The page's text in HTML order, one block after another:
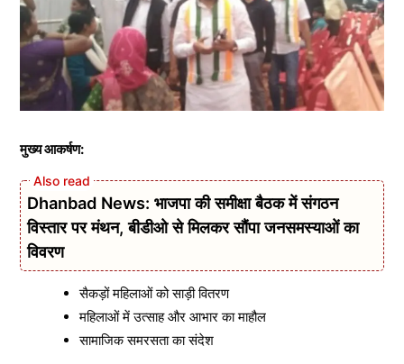
मुख्य आकर्षण:
Dhanbad News: भाजपा की समीक्षा बैठक में संगठन
विस्तार पर मंथन, बीडीओ से मिलकर सौंपा जनसमस्याओं का
विवरण
सैकड़ों महिलाओं को साड़ी वितरण
महिलाओं में उत्साह और आभार का माहौल
सामाजिक समरसता का संदेश